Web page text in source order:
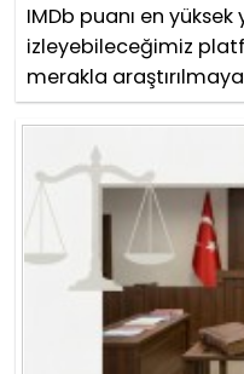
IMDb puanı en
izleyebileceğimiz
merakla